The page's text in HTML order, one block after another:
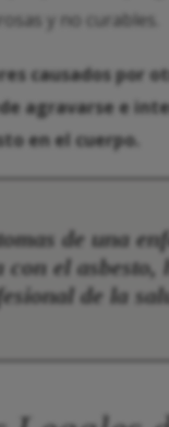
y no curables.
causados por
agravarse e
en el cuerpo.
de una
con el asbesto,
de la